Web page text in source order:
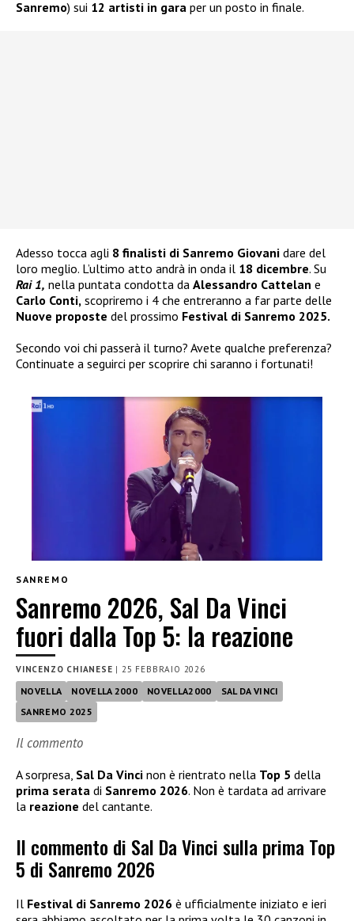
Sanremo) sui 12 artisti in gara per un posto in finale.
Adesso tocca agli 8 finalisti di Sanremo Giovani dare del
loro meglio. L’ultimo atto andrà in onda il 18 dicembre. Su
Rai 1, nella puntata condotta da Alessandro Cattelan e
Carlo Conti, scopriremo i 4 che entreranno a far parte delle
Nuove proposte del prossimo Festival di Sanremo 2025.
Secondo voi chi passerà il turno? Avete qualche preferenza?
Continuate a seguirci per scoprire chi saranno i fortunati!
SANREMO
Sanremo 2026, Sal Da Vinci
fuori dalla Top 5: la reazione
VINCENZO CHIANESE | 25 FEBBRAIO 2026
NOVELLA NOVELLA 2000 NOVELLA2000
SAL DA VINCI
SANREMO 2025
Il commento
A sorpresa, Sal Da Vinci non è rientrato nella Top 5 della
prima serata di Sanremo 2026. Non è tardata ad arrivare
la reazione del cantante.
Il commento di Sal Da Vinci sulla prima Top
5 di Sanremo 2026
Il Festival di Sanremo 2026 è ufficialmente iniziato e ieri